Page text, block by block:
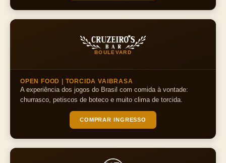
BOULEVARD
OPEN FOOD | TORCIDA VAIBRASA
A experiência dos jogos do Brasil com comida à vontade:
churrasco, petiscos de boteco e muito clima de torcida.
COMPRAR INGRESSO